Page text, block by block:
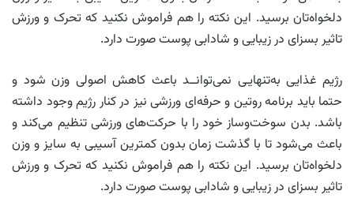
دلخواه‌تان برسید. این نکته را هم فراموش نکنید که تحرک و ورزش
تاثیر بسزای در زیبایی و شادابی پوست صورت دارد.
رژیم غذایی به‌تنهایـی نمی‌توانــد باعث کاهش اصولی وزن شود و
حتما باید برنامه روتین و حرفه‌ای ورزشی نیز در کنار رژیم وجود داشته
باشد. بدن سوخت‌وساز خود را با حرکت‌های ورزشی تنظیم می‌کند و
باعث می‌شود تا با گذشت زمان بدون کمترین آسیبی به سایز و وزن
دلخواه‌تان برسید. این نکته را هم فراموش نکنید که تحرک و ورزش
تاثیر بسزای در زیبایی و شادابی پوست صورت دارد.